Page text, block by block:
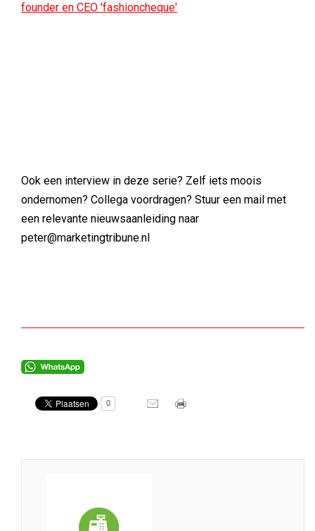
founder en CEO 'fashioncheque'
Ook een interview in deze serie? Zelf iets moois
ondernomen? Collega voordragen? Stuur een mail met
een relevante nieuwsaanleiding naar
peter@marketingtribune.nl
0